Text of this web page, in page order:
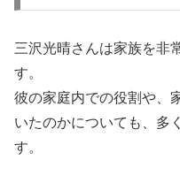
三沢光晴さんは家族を非
す。
彼の家庭内での役割や、
いたのかについても、多
す。